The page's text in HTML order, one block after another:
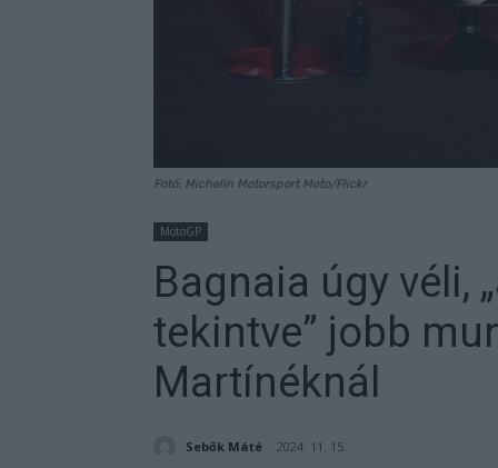
Fotó: Michelin Motorsport Moto/Flickr
MotoGP
Bagnaia úgy véli,
tekintve” jobb
Martínéknál
Sebők Máté 2024. 11. 15.